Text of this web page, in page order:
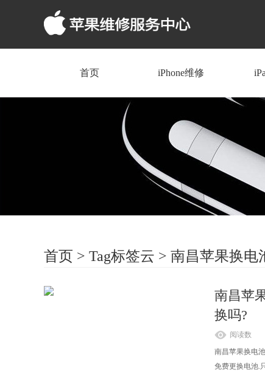
首页 iPhone维修
首页 > Tag标签云 > 南昌苹果换电
南昌苹
换吗?
阅读数
南昌苹果换电
免费更换电池.